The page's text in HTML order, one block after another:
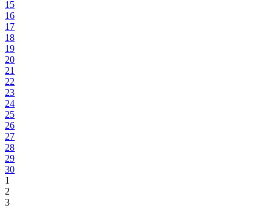
15
16
17
18
19
20
21
22
23
24
25
26
27
28
29
30
1
2
3